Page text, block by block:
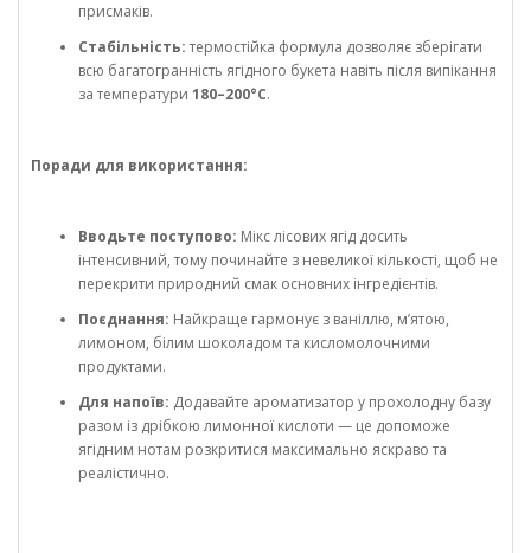
присмаків.
Стабільність:термостійка формула дозволяє зберігати
всю багатогранність ягідного букета навіть після випікання
за температури 180–200°C.
Поради для використання:
Вводьте поступово: Мікс лісових ягід досить
інтенсивний, тому починайте з невеликої кількості, щоб не
перекрити природний смак основних інгредієнтів.
Поєднання: Найкраще гармонує з ваніллю, м’ятою,
лимоном, білим шоколадом та кисломолочними
продуктами.
Для напоїв: Додавайте ароматизатор у прохолодну базу
разом із дрібкою лимонної кислоти — це допоможе
ягідним нотам розкритися максимально яскраво та
реалістично.